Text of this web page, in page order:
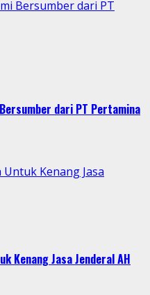
Bersumber dari PT
dari PT Pertamina
Kenang Jasa
Kenang Jasa Jenderal AH